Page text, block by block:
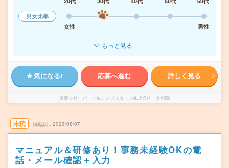
男女比率
女性
男性
もっと見る
気になる! 応募へ進む 詳しく見る
派遣会社 パーソルテンプスタッフ株式会社 首都圏
未読 掲載日 2026/08/07
マニュアル＆研修あり！事務未経験OKの電
話・メール確認＋入力